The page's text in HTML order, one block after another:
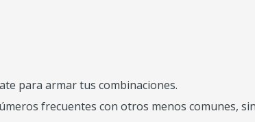
para armar tus combinaciones.
frecuentes con otros menos comunes,